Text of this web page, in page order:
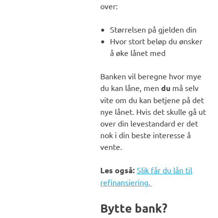
over:
Størrelsen på gjelden din
Hvor stort beløp du ønsker
å øke lånet med
Banken vil beregne hvor mye
du kan låne, men dumå selv
vite om du kan betjene på det
nye lånet. Hvis det skulle gå ut
over din levestandard er det
nok i din beste interesse å
vente.
Les også: Slik får du lån til
refinansiering.
Bytte bank?